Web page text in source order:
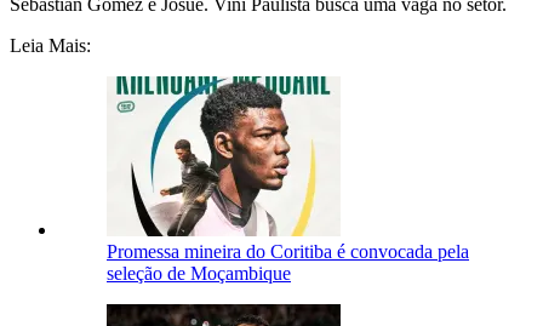
Sebastian Gómez e Josué. Vini Paulista busca uma vaga no setor.
Leia Mais:
Promessa mineira do Coritiba é convocada pela
seleção de Moçambique